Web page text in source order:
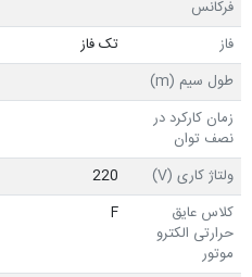
فرکانس
فاز
تک فاز
طول سیم (m)
زمان کارکرد در
نصف توان
ولتاژ کاری (V)
220
کلاس عایق
حرارتی الکترو
موتور
F